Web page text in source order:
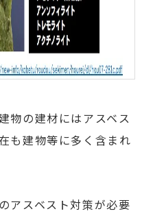
物の建材にはアスベス
も建物等に多く含まれ
アスベスト対策が必要